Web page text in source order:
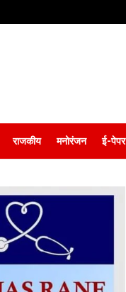
राजकीय मनोरंजन ई-पेपर